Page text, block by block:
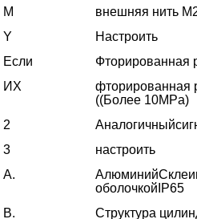
М
внешняя нить
Y
Настроить
Если
Фторированная
ИХ
фторированная
((Более 10MPa)
2 Аналогичный
3
настроить
А. Алюминий
оболочкойIP65
В.
Структура